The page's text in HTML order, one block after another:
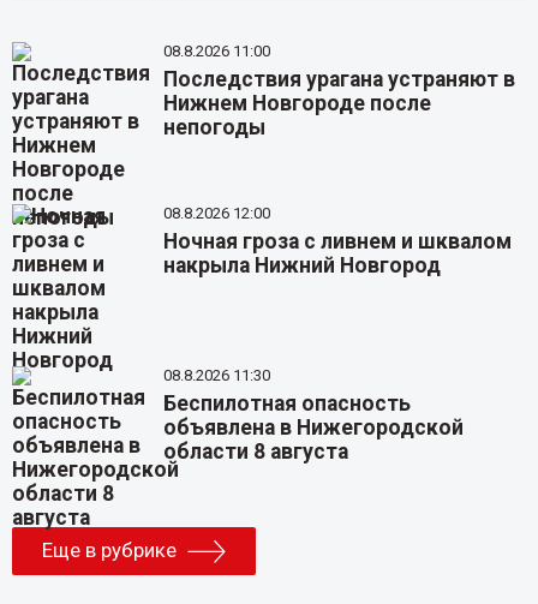
08.8.2026 11:00
Последствия урагана устраняют в
Нижнем Новгороде после
непогоды
08.8.2026 12:00
Ночная гроза с ливнем и шквалом
накрыла Нижний Новгород
08.8.2026 11:30
Беспилотная опасность
объявлена в Нижегородской
области 8 августа
Еще в рубрике